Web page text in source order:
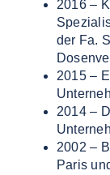
2016 –
der Fa.
2015 –
2014 –
2002 –
Paris